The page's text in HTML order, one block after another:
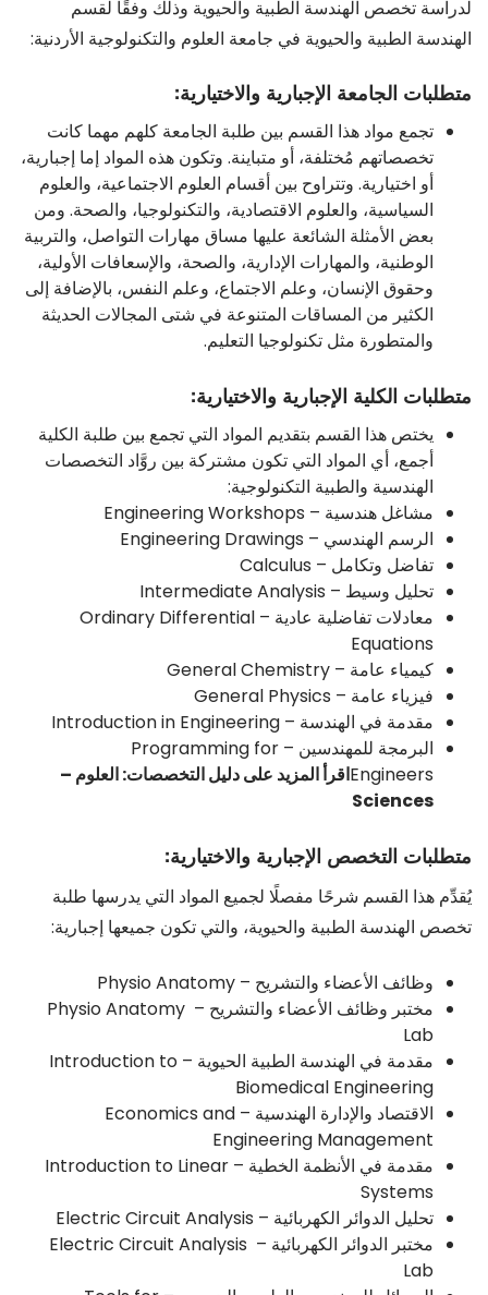
لدراسة تخصص الهندسة الطبية والحيوية وذلك وفقًا لقسم
الهندسة الطبية والحيوية في جامعة العلوم والتكنولوجية الأردنية:
متطلبات الجامعة الإجبارية والاختيارية:
تجمع مواد هذا القسم بين طلبة الجامعة كلهم مهما كانت
تخصصاتهم مُختلفة، أو متباينة. وتكون هذه المواد إما إجبارية،
أو اختيارية. وتتراوح بين أقسام العلوم الاجتماعية، والعلوم
السياسية، والعلوم الاقتصادية، والتكنولوجيا، والصحة. ومن
بعض الأمثلة الشائعة عليها مساق مهارات التواصل، والتربية
الوطنية، والمهارات الإدارية، والصحة، والإسعافات الأولية،
وحقوق الإنسان، وعلم الاجتماع، وعلم النفس، بالإضافة إلى
الكثير من المساقات المتنوعة في شتى المجالات الحديثة
والمتطورة مثل تكنولوجيا التعليم.
متطلبات الكلية الإجبارية والاختيارية:
يختص هذا القسم بتقديم المواد التي تجمع بين طلبة الكلية
أجمع، أي المواد التي تكون مشتركة بين روَّاد التخصصات
الهندسية والطبية التكنولوجية:
مشاغل هندسية – Engineering Workshops
الرسم الهندسي – Engineering Drawings
تفاضل وتكامل – Calculus
تحليل وسيط – Intermediate Analysis
معادلات تفاضلية عادية – Ordinary Differential
Equations
كيمياء عامة – General Chemistry
فيزياء عامة – General Physics
مقدمة في الهندسة – Introduction in Engineering
البرمجة للمهندسين – Programming for
Engineersاقرأ المزيد على دليل التخصصات: العلوم –
Sciences
متطلبات التخصص الإجبارية والاختيارية:
يُقدِّم هذا القسم شرحًا مفصلًا لجميع المواد التي يدرسها طلبة
تخصص الهندسة الطبية والحيوية، والتي تكون جميعها إجبارية:
وظائف الأعضاء والتشريح – Physio Anatomy
مختبر وظائف الأعضاء والتشريح – Physio Anatomy
Lab
مقدمة في الهندسة الطبية الحيوية – Introduction to
Biomedical Engineering
الاقتصاد والإدارة الهندسية – Economics and
Engineering Management
مقدمة في الأنظمة الخطية – Introduction to Linear
Systems
تحليل الدوائر الكهربائية – Electric Circuit Analysis
مختبر الدوائر الكهربائية – Electric Circuit Analysis
Lab